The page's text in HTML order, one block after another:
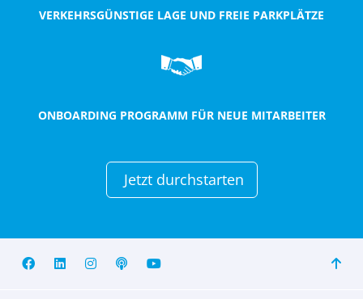
VERKEHRSGÜNSTIGE LAGE UND FREIE PARKPLÄTZE
ONBOARDING PROGRAMM FÜR NEUE MITARBEITER
Jetzt durchstarten